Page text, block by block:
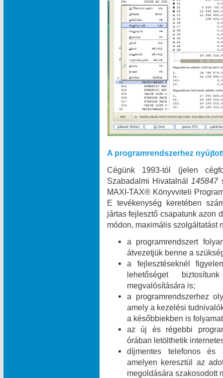
A programrendszerhez
Cégünk 1993-tól (jelen
Szabadalmi Hivatalnál 145847
MAXI‑TAX® Könyvviteli
E tevékenység keretében
jártas fejlesztő csapatunk azon
módon, maximális szolgáltatást
a programrendszert
átvezetjük benne a
a fejlesztéseknél
lehetőséget
megvalósítására is;
a programrendszerhez
amely a kezelési
a későbbiekben is
az új és régebbi
órában letölthetik
díjmentes telefonos és
amelyen keresztül az
megoldására szakosodott